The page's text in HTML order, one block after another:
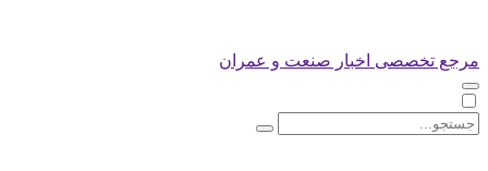
مرجع تخصصی اخبار صنعت و عمران